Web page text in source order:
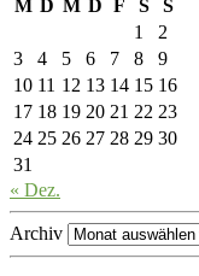
M D M D F S
S
1
2
3
4 5 6 7 8
9
10 11 12 13 14 15 16
17 18 19 20 21 22 23
24 25 26 27 28 29 30
31
« Dez.
Archiv